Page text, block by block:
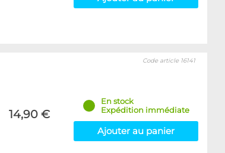
14,90 €
Code article 16141
En stock
Expédition immédiate
Ajouter au panier